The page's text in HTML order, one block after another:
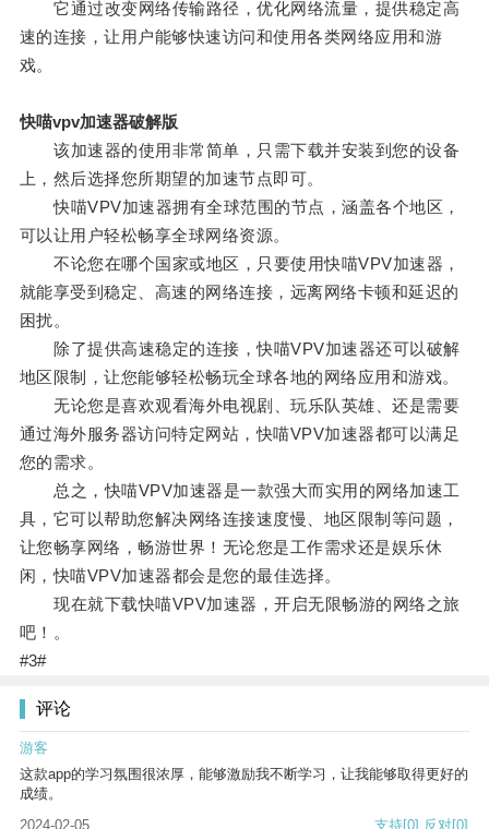
它通过改变网络传输路径，优化网络流量，提供稳定高
速的连接，让用户能够快速访问和使用各类网络应用和游
戏。
快喵vpv加速器破解版
该加速器的使用非常简单，只需下载并安装到您的设备
上，然后选择您所期望的加速节点即可。
快喵VPV加速器拥有全球范围的节点，涵盖各个地区，
可以让用户轻松畅享全球网络资源。
不论您在哪个国家或地区，只要使用快喵VPV加速器，
就能享受到稳定、高速的网络连接，远离网络卡顿和延迟的
困扰。
除了提供高速稳定的连接，快喵VPV加速器还可以破解
地区限制，让您能够轻松畅玩全球各地的网络应用和游戏。
无论您是喜欢观看海外电视剧、玩乐队英雄、还是需要
通过海外服务器访问特定网站，快喵VPV加速器都可以满足
您的需求。
总之，快喵VPV加速器是一款强大而实用的网络加速工
具，它可以帮助您解决网络连接速度慢、地区限制等问题，
让您畅享网络，畅游世界！无论您是工作需求还是娱乐休
闲，快喵VPV加速器都会是您的最佳选择。
现在就下载快喵VPV加速器，开启无限畅游的网络之旅
吧！。
#3#
评论
游客
这款app的学习氛围很浓厚，能够激励我不断学习，让我能够取得更好的
成绩。
2024-02-05
支持[0] 反对[0]